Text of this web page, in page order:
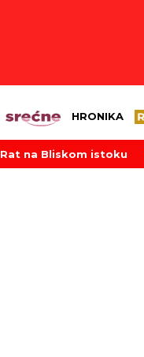
HRONIKA
Rat na Bliskom istoku